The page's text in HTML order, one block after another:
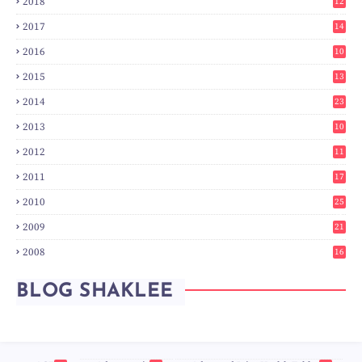
8
2017
14
2016
10
3
2015
13
7
2014
23
2
2013
10
0
2012
11
3
2011
17
2010
25
0
2009
21
2008
16
BLOG SHAKLEE